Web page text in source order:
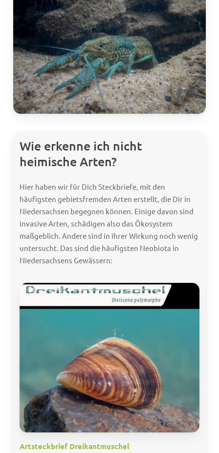
Wie erkenne ich nicht
heimische Arten?
Hier haben wir für Dich Steckbriefe, mit den
häufigsten gebietsfremden Arten erstellt, die Dir in
Niedersachsen begegnen können. Einige davon sind
invasive Arten, schädigen also das Ökosystem
maßgeblich. Andere sind in ihrer Wirkung noch wenig
untersucht. Das sind die häufigsten Neobiota in
Niedersachsens Gewässern:
Artsteckbrief Dreikantmuschel